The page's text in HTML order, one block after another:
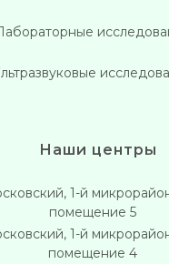
Наши центры
1-й
помещение 5
1-й
помещение 4